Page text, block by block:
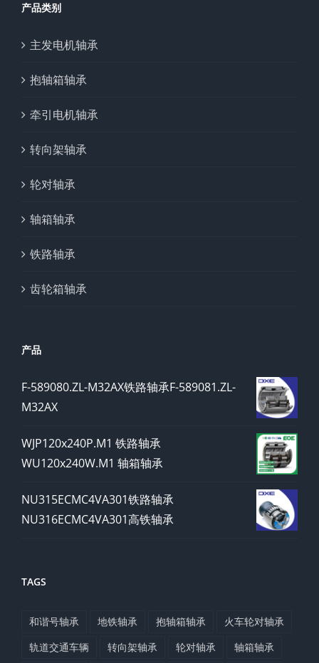
产品类别
主发电机轴承
抱轴箱轴承
牵引电机轴承
转向架轴承
轮对轴承
轴箱轴承
铁路轴承
齿轮箱轴承
产品
F-589080.ZL-M32AX铁路轴承F-589081.ZL-
M32AX
WJP120x240P.M1 铁路轴承
WU120x240W.M1 轴箱轴承
NU315ECMC4VA301铁路轴承
NU316ECMC4VA301高铁轴承
TAGS
和谐号轴承 地铁轴承 抱轴箱轴承
火车轮对轴承
轨道交通车辆
转向架轴承 轮对轴承 轴箱轴承